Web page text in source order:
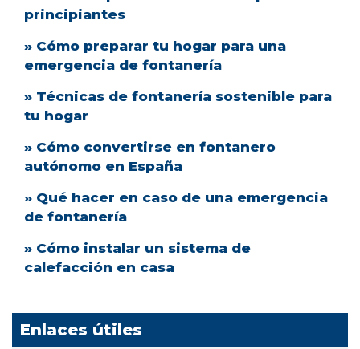
principiantes
» Cómo preparar tu hogar para una
emergencia de fontanería
» Técnicas de fontanería sostenible para
tu hogar
» Cómo convertirse en fontanero
autónomo en España
» Qué hacer en caso de una emergencia
de fontanería
» Cómo instalar un sistema de
calefacción en casa
Enlaces útiles